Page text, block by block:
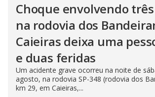
Choque envolvendo
na rodovia dos
Caieiras deixa uma
e duas feridas
Um acidente grave ocorreu na noite de
agosto, na rodovia SP-348 (rodovia dos
km 29, em Caieiras,...